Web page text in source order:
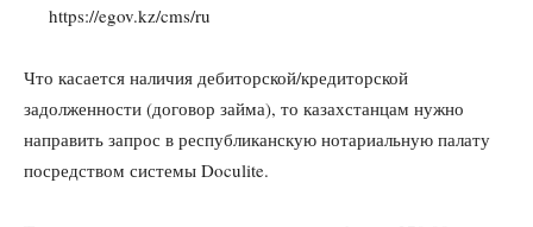
https://egov.kz/cms/ru
Что касается наличия дебиторской/кредиторской
задолженности (договор займа), то казахстанцам нужно
направить запрос в республиканскую нотариальную палату
посредством системы Doculite.